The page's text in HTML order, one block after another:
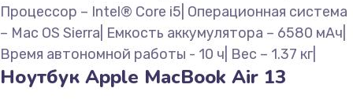
Процессор – Intel® Core i5| Операционная система
– Mac OS Sierra| Емкость аккумулятора – 6580 мАч|
Время автономной работы - 10 ч| Вес – 1.37 кг|
Ноутбук Apple MacBook Air 13